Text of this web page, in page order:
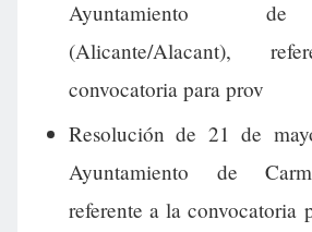
Ayuntamiento
(Alicante/Alacant),
convocatoria para prov
Resolución de 21 de
Ayuntamiento de
referente a la convocatoria